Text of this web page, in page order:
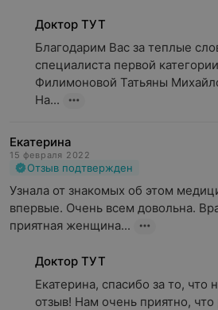
Доктор ТУТ
Благодарим Вас за теплые
специалиста первой
Филимоновой Татьяны
На...
Екатерина
15 февраля 2022
Отзыв подтвержден
Узнала от знакомых об этом
впервые. Очень всем довольна.
приятная женщина...
Доктор ТУТ
Екатерина, спасибо за то, что
отзыв! Нам очень приятно, что